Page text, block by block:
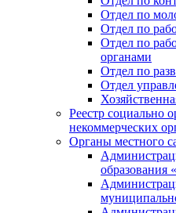
Отдел по
Отдел по
Отдел по
органами
Отдел по
Отдел
Реестр социально
некоммерческих
Органы местного
образования